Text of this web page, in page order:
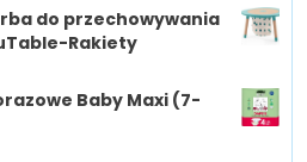
do przechowywania
Rakiety
Baby Maxi (7-